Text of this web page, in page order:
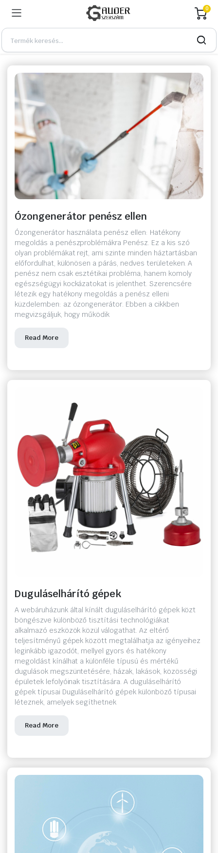
0
Ózongenerátor penész ellen
Ózongenerátor használata penész ellen: Hatékony
megoldás a penészproblémákra Penész. Ez a kis szó
olyan problémákat rejt, ami szinte minden háztartásban
előfordulhat, különösen a párás, nedves területeken. A
penész nem csak esztétikai probléma, hanem komoly
egészségügyi kockázatokat is jelenthet. Szerencsére
létezik egy hatékony megoldás a penész elleni
küzdelemben: az ózongenerátor. Ebben a cikkben
megvizsgáljuk, hogy működik
Read More
Duguláselhárító gépek
A webáruházunk által kínált duguláselhárító gépek közt
böngészve különböző tisztítási technológiákat
alkalmazó eszközök közül válogathat. Az eltérő
teljesítményű gépek között megtalálhatja az igényeihez
leginkább igazodót, mellyel gyors és hatékony
megoldást kínálhat a különféle típusú és mértékű
dugulások megszüntetésére, házak, lakások, közösségi
épületek lefolyóinak tisztítására. A duguláselhárító
gépek típusai Duguláselhárító gépek különböző típusai
léteznek, amelyek segíthetnek
Read More